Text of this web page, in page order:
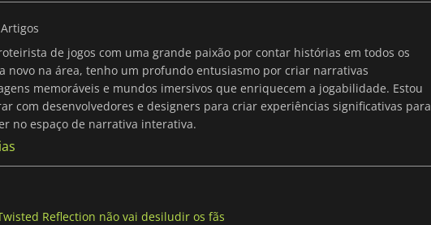
de jogos com uma grande paixão por contar histórias em todos os
novo na área, tenho um profundo entusiasmo por criar narrativas
memoráveis e mundos imersivos que enriquecem a jogabilidade. Estou
com desenvolvedores e designers para criar experiências significativas para
no espaço de narrativa interativa.
Reflection não vai desiludir os fãs